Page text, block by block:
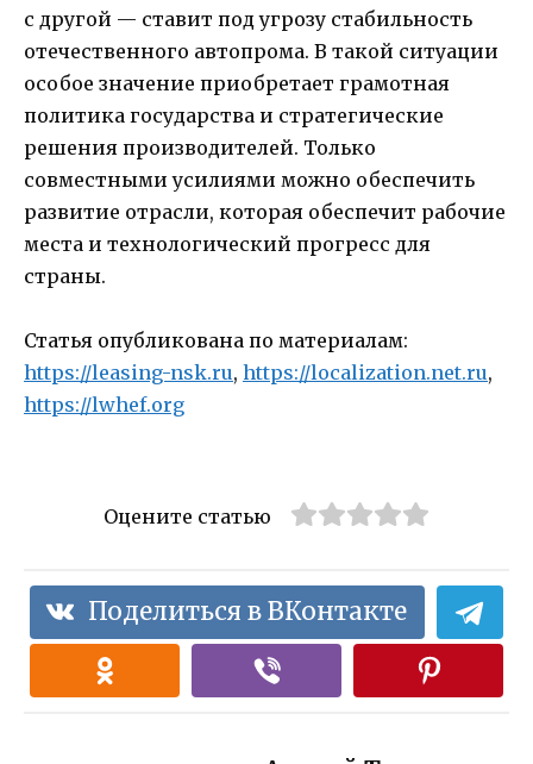
с другой — ставит под угрозу стабильность
отечественного автопрома. В такой ситуации
особое значение приобретает грамотная
политика государства и стратегические
решения производителей. Только
совместными усилиями можно обеспечить
развитие отрасли, которая обеспечит рабочие
места и технологический прогресс для
страны.
Статья опубликована по материалам:
https://leasing-nsk.ru, https://localization.net.ru,
https://lwhef.org
Оцените статью
Поделиться в ВКонтакте